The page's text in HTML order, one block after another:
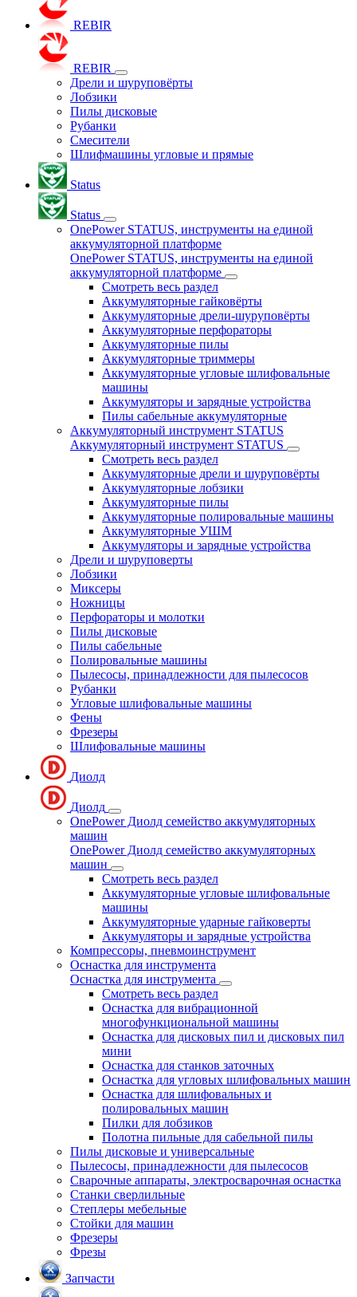
REBIR
REBIR
Дрели и шуруповёрты
Лобзики
Пилы дисковые
Рубанки
Смесители
Шлифмашины угловые и прямые
Status
Status
OnePower STATUS, инструменты на единой
аккумуляторной платформе
OnePower STATUS, инструменты на единой
аккумуляторной платформе
Смотреть весь раздел
Аккумуляторные гайковёрты
Аккумуляторные дрели-шуруповёрты
Аккумуляторные перфораторы
Аккумуляторные пилы
Аккумуляторные триммеры
Аккумуляторные угловые шлифовальные
машины
Аккумуляторы и зарядные устройства
Пилы сабельные аккумуляторные
Аккумуляторный инструмент STATUS
Аккумуляторный инструмент STATUS
Смотреть весь раздел
Аккумуляторные дрели и шуруповёрты
Аккумуляторные лобзики
Аккумуляторные пилы
Аккумуляторные полировальные машины
Аккумуляторные УШМ
Аккумуляторы и зарядные устройства
Дрели и шуруповерты
Лобзики
Миксеры
Ножницы
Перфораторы и молотки
Пилы дисковые
Пилы сабельные
Полировальные машины
Пылесосы, принадлежности для пылесосов
Рубанки
Угловые шлифовальные машины
Фены
Фрезеры
Шлифовальные машины
Диолд
Диолд
OnePower Диолд семейство аккумуляторных
машин
OnePower Диолд семейство аккумуляторных
машин
Смотреть весь раздел
Аккумуляторные угловые шлифовальные
машины
Аккумуляторные ударные гайковерты
Аккумуляторы и зарядные устройства
Компрессоры, пневмоинструмент
Оснастка для инструмента
Оснастка для инструмента
Смотреть весь раздел
Оснастка для вибрационной
многофункциональной машины
Оснастка для дисковых пил и дисковых пил
мини
Оснастка для станков заточных
Оснастка для угловых шлифовальных машин
Оснастка для шлифовальных и
полировальных машин
Пилки для лобзиков
Полотна пильные для сабельной пилы
Пилы дисковые и универсальные
Пылесосы, принадлежности для пылесосов
Сварочные аппараты, электросварочная оснастка
Станки сверлильные
Степлеры мебельные
Стойки для машин
Фрезеры
Фрезы
Запчасти